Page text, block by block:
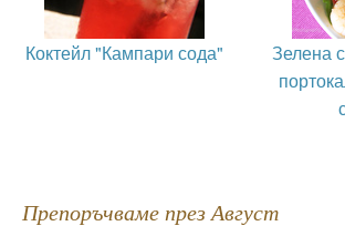
Коктейл "Кампари сода"
Зелена
Препоръчваме през Август